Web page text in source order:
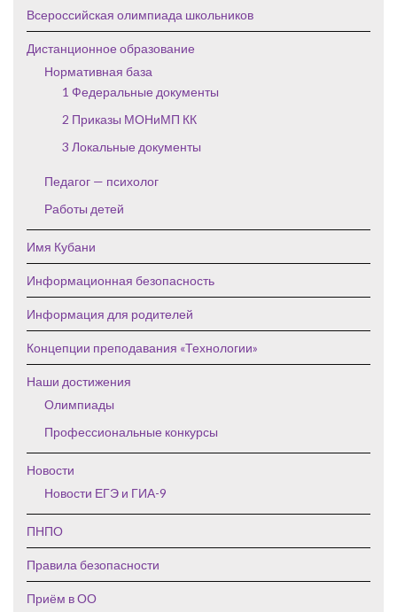
Всероссийская олимпиада школьников
Дистанционное образование
Нормативная база
1 Федеральные документы
2 Приказы МОНиМП КК
3 Локальные документы
Педагог — психолог
Работы детей
Имя Кубани
Информационная безопасность
Информация для родителей
Концепции преподавания «Технологии»
Наши достижения
Олимпиады
Профессиональные конкурсы
Новости
Новости ЕГЭ и ГИА-9
ПНПО
Правила безопасности
Приём в ОО